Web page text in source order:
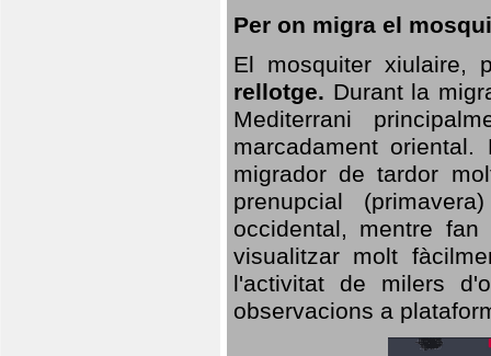
Per on migra el
El mosquiter xiulaire,
rellotge. Durant la
Mediterrani
marcadament
migrador de tardor
prenupcial
occidental, mentre
visualitzar molt
l'activitat de milers
observacions a